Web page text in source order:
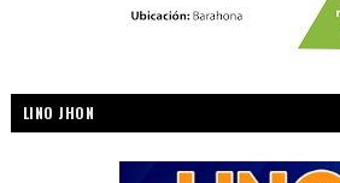
LINO JHON